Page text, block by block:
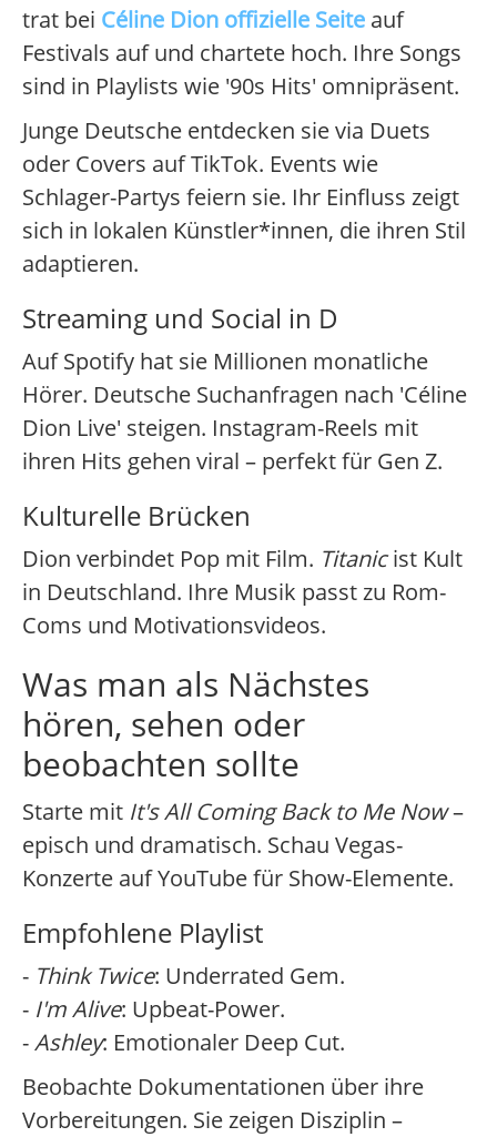
trat bei Céline Dion offizielle Seite auf
Festivals auf und chartete hoch. Ihre Songs
sind in Playlists wie '90s Hits' omnipräsent.
Junge Deutsche entdecken sie via Duets
oder Covers auf TikTok. Events wie
Schlager-Partys feiern sie. Ihr Einfluss zeigt
sich in lokalen Künstler*innen, die ihren Stil
adaptieren.
Streaming und Social in D
Auf Spotify hat sie Millionen monatliche
Hörer. Deutsche Suchanfragen nach 'Céline
Dion Live' steigen. Instagram-Reels mit
ihren Hits gehen viral – perfekt für Gen Z.
Kulturelle Brücken
Dion verbindet Pop mit Film. Titanicist Kult
in Deutschland. Ihre Musik passt zu Rom-
Coms und Motivationsvideos.
Was man als Nächstes
hören, sehen oder
beobachten sollte
Starte mit It's All Coming Back to Me Now–
episch und dramatisch. Schau Vegas-
Konzerte auf YouTube für Show-Elemente.
Empfohlene Playlist
- Think Twice: Underrated Gem.
- I'm Alive: Upbeat-Power.
-Ashley: Emotionaler Deep Cut.
Beobachte Dokumentationen über ihre
Vorbereitungen. Sie zeigen Disziplin –